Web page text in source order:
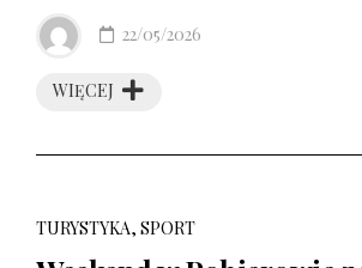
WIĘCEJ
22/05/2026
TURYSTYKA, SPORT